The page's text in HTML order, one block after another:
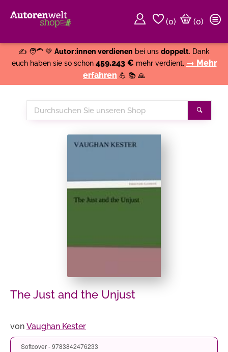
(0)
(0)
✍️ 🧑‍🦱 💚 Autor:innen verdienen bei uns doppelt. Dank
euch haben sie so schon 459.243 € mehr verdient. → Mehr
erfahren 💪 📚 🙏
Durchsuchen
Sie
The Just and the Unjust
von Vaughan Kester
Softcover - 9783842476233